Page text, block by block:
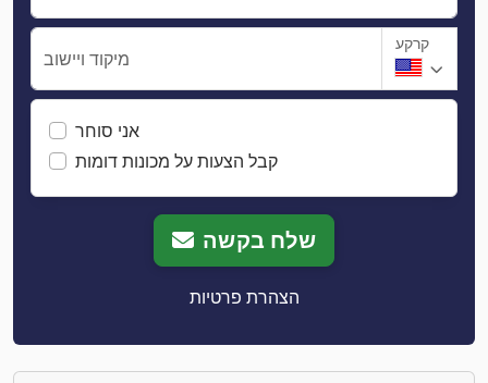
מיקוד ויישוב
קרקע
אני סוחר
קבל הצעות על מכונות דומות
שלח בקשה
הצהרת פרטיות